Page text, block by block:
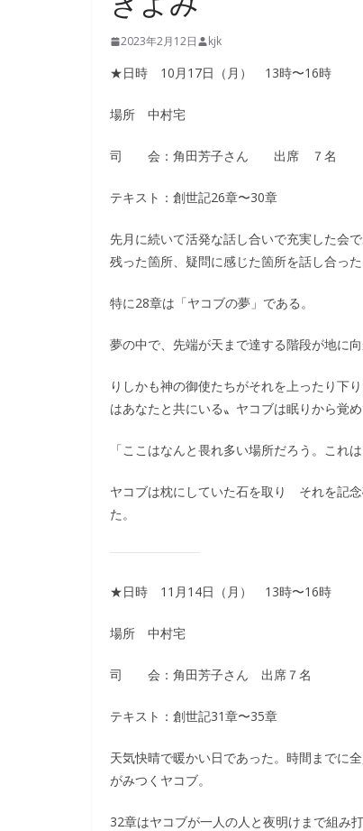
2023年2月12日 kjk
★日時 10月17日（月） 13時〜16時
場所 中村宅
司 会：角田芳子さん 出席 ７名
テキスト：創世記26章〜30章
先月に続いて活発な話し合いで充実した会
残った箇所、疑問に感じた箇所を話し合った
特に28章は「ヤコブの夢」である。
夢の中で、先端が天まで達する階段が地に
りしかも神の御使たちがそれを上ったり
はあなたと共にいる〟ヤコブは眠りから覚め
「ここはなんと畏れ多い場所だろう。これ
ヤコブは枕にしていた石を取り それを記
た。
★日時 11月14日（月） 13時〜16時
場所 中村宅
司 会：角田芳子さん 出席７名
テキスト：創世記31章〜35章
天気快晴で暖かい日であった。時間までに
がみつくヤコブ。
32章はヤコブが一人の人と夜明けまで組み